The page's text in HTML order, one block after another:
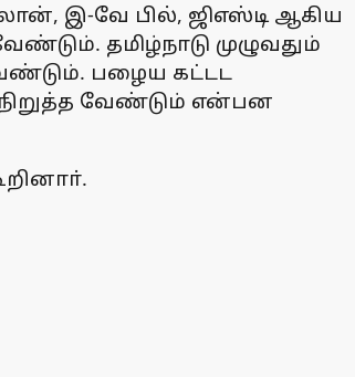
இ-வே பில், ஜிஎஸ்டி ஆகிய
தமிழ்நாடு முழுவதும்
பழைய கட்டட
வேண்டும் என்பன